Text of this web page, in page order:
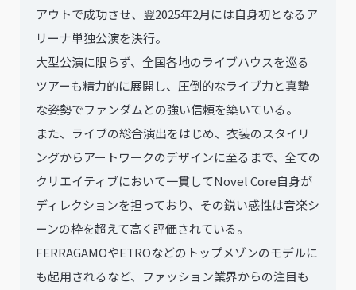
アウトで成功させ、翌2025年2月には自身初となるア
リーナ単独公演を決行。
大型公演に限らず、全国各地のライブハウスを巡る
ツアーも精力的に展開し、圧倒的なライブ力と真摯
な姿勢でファンダムとの強い信頼を築いている。
また、ライブの総合演出をはじめ、衣装のスタイリ
ングからアートワークのデザインに至るまで、全ての
クリエイティブにおいて一貫してNovel Core自身が
ディレクションを担っており、その鋭い感性は音楽シ
ーンの枠を超えて高く評価されている。
FERRAGAMOやETROなどのトップメゾンのモデルに
も起用されるなど、ファッション業界からの注目も